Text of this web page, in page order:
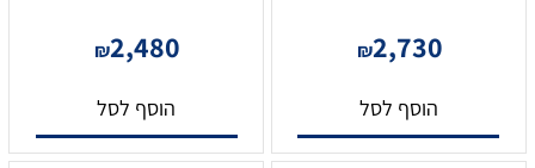
₪2,730
הוסף לסל
₪2,480
הוסף לסל